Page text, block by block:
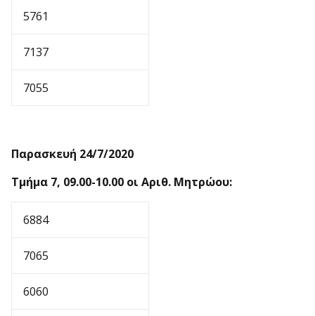
5761
7137
7055
Παρασκευή 24/7/2020
Τμήμα 7, 09.00-10.00 οι Αριθ. Μητρώου:
6884
7065
6060